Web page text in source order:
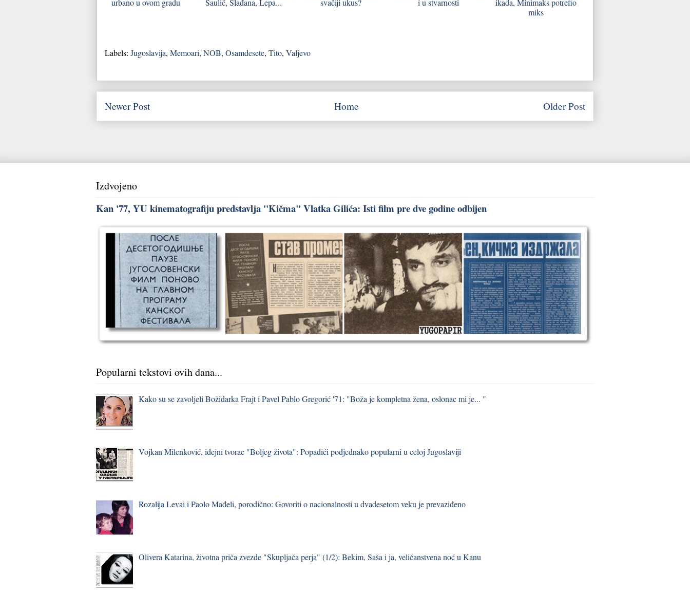
urbano u ovom gradu
Šaulić, Slađana, Lepa...
svačiji ukus?
i u stvarnosti
ikada, Minimaks potrefio
miks
Labels: Jugoslavija, Memoari, NOB, Osamdesete, Tito, Valjevo
Newer Post Older Post
Home
Izdvojeno
Kan '77, YU kinematografiju predstavlja "Kičma" Vlatka Gilića: Isti film pre dve godine odbijen
Popularni tekstovi ovih dana...
Kako su se zavoljeli Božidarka Frajt i Pavel Pablo Gregorić '71: "Boža je kompletna žena, oslonac mi je... "
Vojkan Milenković, idejni tvorac "Boljeg života": Popadići podjednako popularni u celoj Jugoslaviji
Rozalija Levai i Paolo Mađeli, porodično: Govoriti o nacionalnosti u dvadesetom veku je prevaziđeno
Olivera Katarina, životna priča zvezde "Skupljača perja" (1/2): Bekim, Saša i ja, veličanstvena noć u Kanu